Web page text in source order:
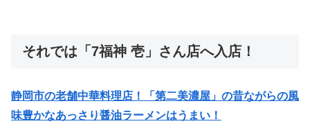
それでは「7福神 壱」さん店へ入店！
静岡市の老舗中華料理店！「第二美濃屋」の昔ながらの風
味豊かなあっさり醤油ラーメンはうまい！